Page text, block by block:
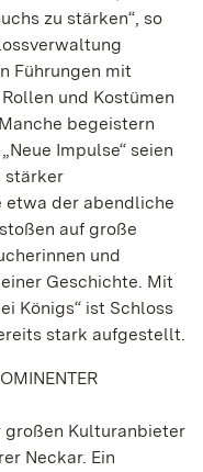
zu stärken“, so
Führungen mit
und Kostümen
begeistern
Impulse“ seien
stärker
der abendliche
auf große
und
Geschichte. Mit
Königs“ ist Schloss
stark aufgestellt.
Kulturanbieter
Neckar. Ein